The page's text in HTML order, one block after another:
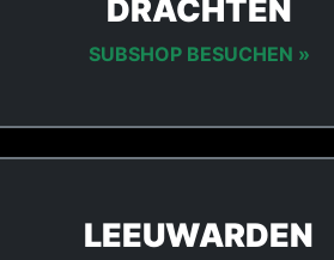
DRACHTEN
SUBSHOP BESUCHEN »
LEEUWARDEN